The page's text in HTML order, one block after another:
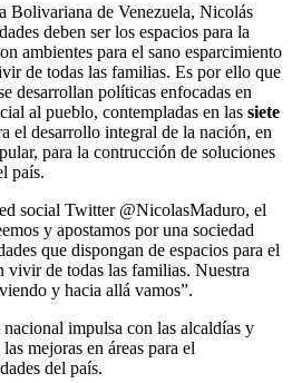
Bolivariana de Venezuela, Nicolás
deben ser los espacios para la
ambientes para el sano esparcimiento
de todas las familias. Es por ello que
desarrollan políticas enfocadas en
al pueblo, contempladas en las siete
el desarrollo integral de la nación, en
para la contrucción de soluciones
país.
social Twitter @NicolasMaduro, el
y apostamos por una sociedad
que dispongan de espacios para el
vivir de todas las familias. Nuestra
y hacia allá vamos”.
impulsa con las alcaldías y
mejoras en áreas para el
del país.